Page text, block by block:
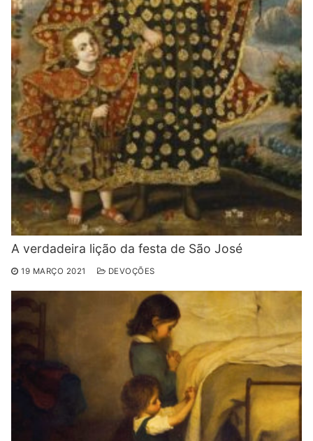
A verdadeira lição da festa de São José
19 MARÇO 2021 DEVOÇÕES